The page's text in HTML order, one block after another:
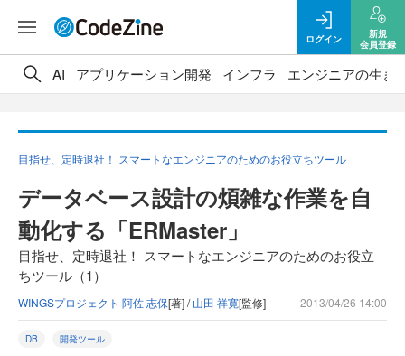
ログイン
新規
会員登録
AI アプリケーション開発 インフラ エンジニアの生き
目指せ、定時退社！ スマートなエンジニアのためのお役立ちツール
データベース設計の煩雑な作業を自
動化する「ERMaster」
目指せ、定時退社！ スマートなエンジニアのためのお役立
ちツール（1）
WINGSプロジェクト 阿佐 志保[著] /山田 祥寛[監修] 2013/04/26 14:00
DB 開発ツール